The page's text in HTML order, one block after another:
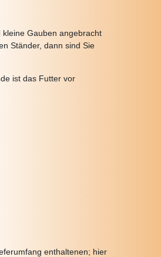
Gauben angebracht
Ständer, dann sind Sie
ist das Futter vor
enthaltenen; hier